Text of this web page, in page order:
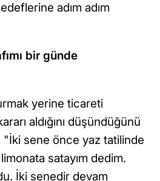
adım adım
bir günde
yerine ticareti
aldığını düşündüğünü
sene önce yaz tatilinde
satayım dedim.
İki senedir devam